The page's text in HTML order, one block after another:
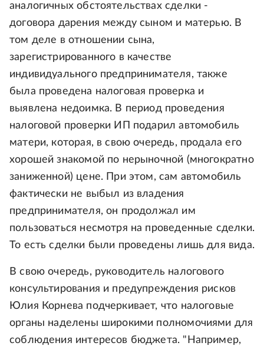
аналогичных обстоятельствах сделки -
договора дарения между сыном и матерью. В
том деле в отношении сына,
зарегистрированного в качестве
индивидуального предпринимателя, также
была проведена налоговая проверка и
выявлена недоимка. В период проведения
налоговой проверки ИП подарил автомобиль
матери, которая, в свою очередь, продала его
хорошей знакомой по нерыночной (многократно
заниженной) цене. При этом, сам автомобиль
фактически не выбыл из владения
предпринимателя, он продолжал им
пользоваться несмотря на проведенные сделки.
То есть сделки были проведены лишь для вида.
В свою очередь, руководитель налогового
консультирования и предупреждения рисков
Юлия Корнева подчеркивает, что налоговые
органы наделены широкими полномочиями для
соблюдения интересов бюджета. "Например,